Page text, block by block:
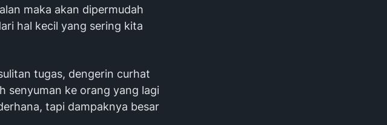
maka akan dipermudah
hal kecil yang sering kita
tugas, dengerin curhat
senyuman ke orang yang lagi
tapi dampaknya besar